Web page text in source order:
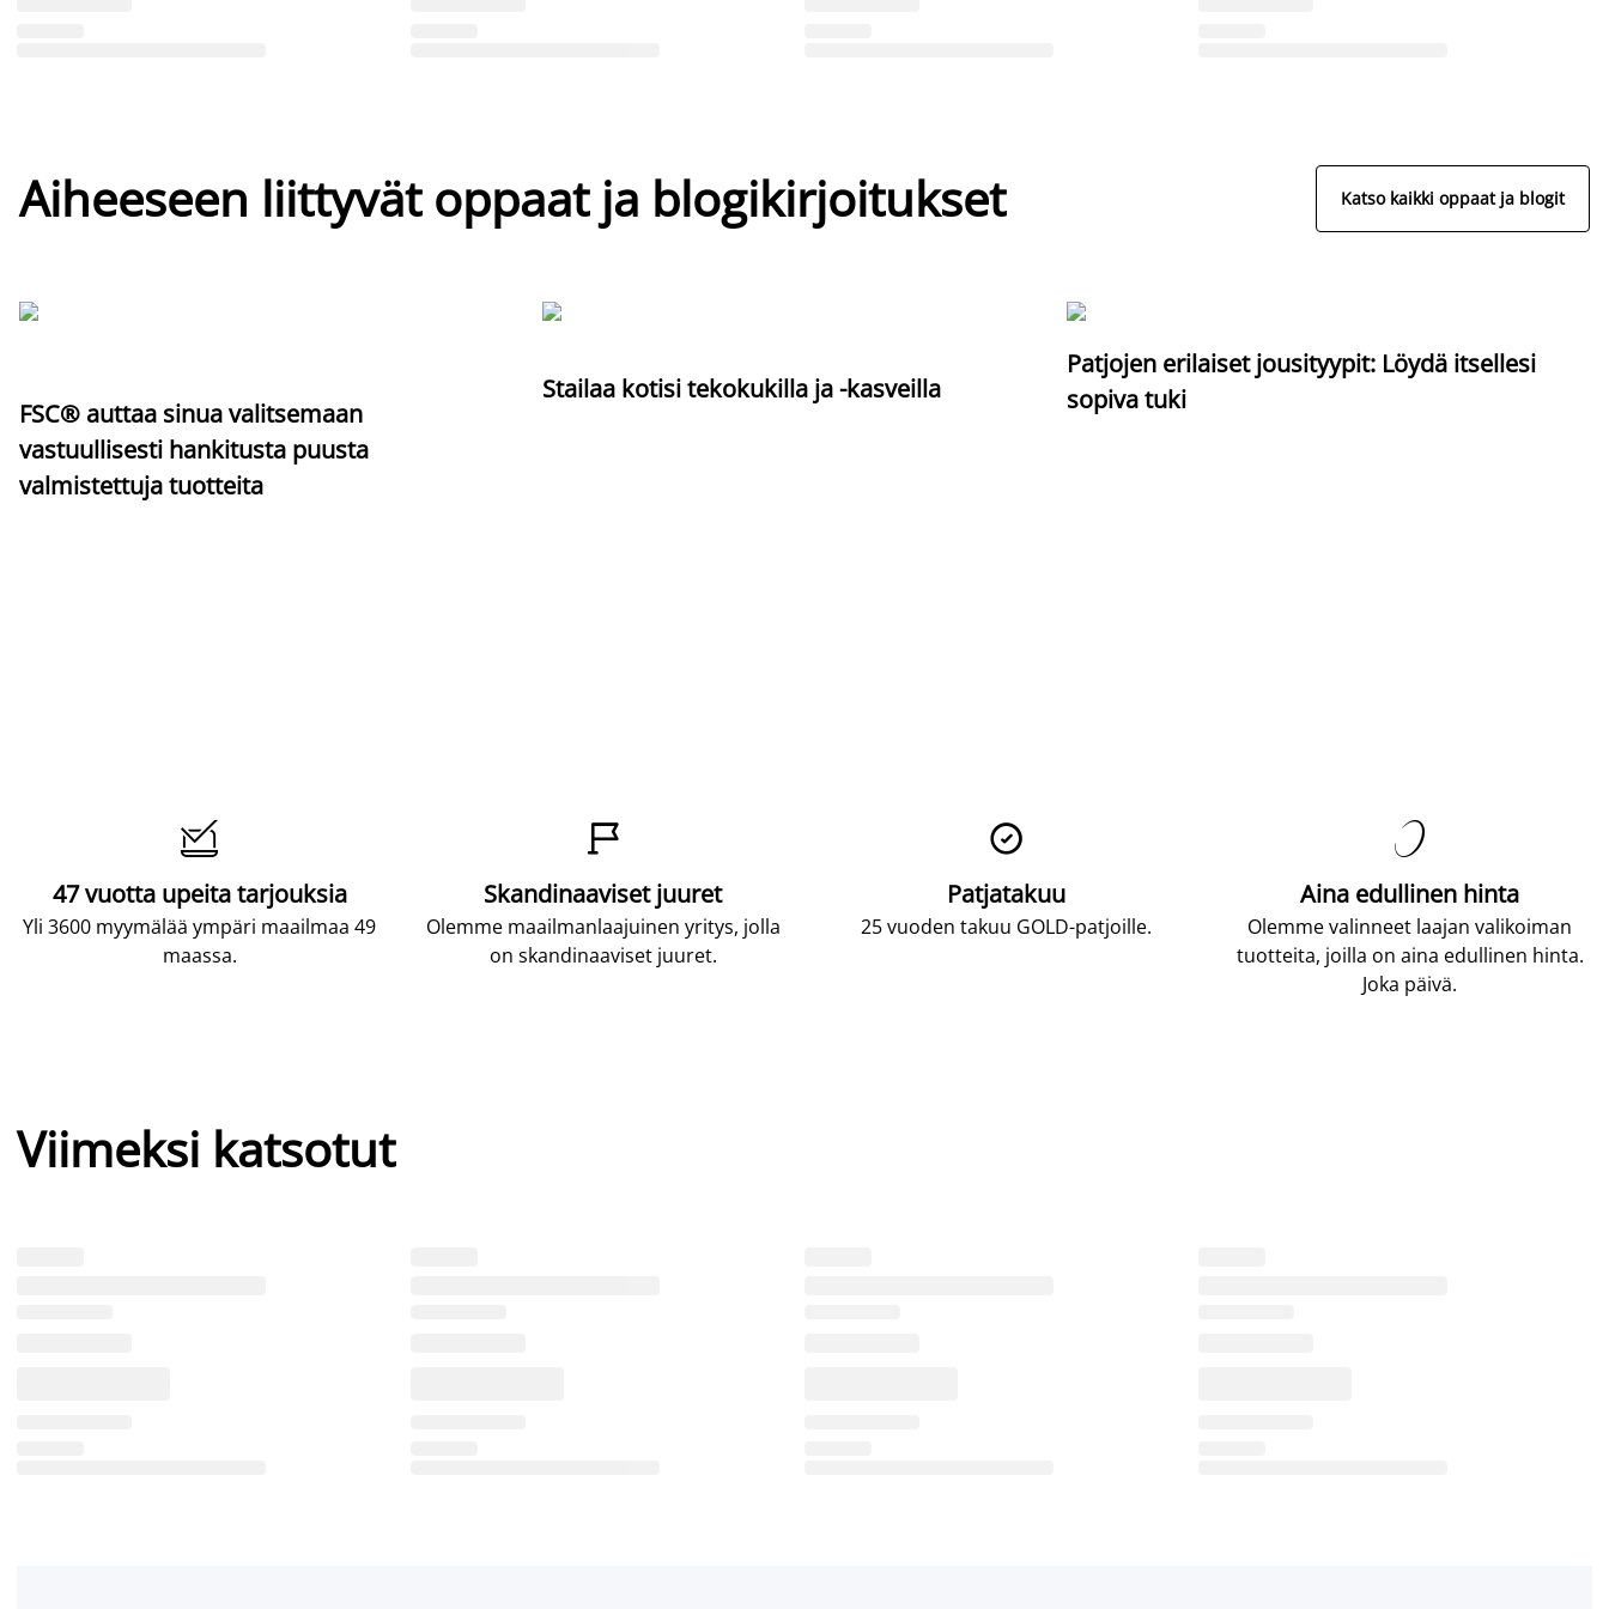
Aiheeseen liittyvät oppaat ja blogikirjoitukset Katso kaikki oppaat ja blogit
FSC® auttaa sinua valitsemaan
vastuullisesti hankitusta puusta
valmistettuja tuotteita
Stailaa kotisi tekokukilla ja -kasveilla
Patjojen erilaiset jousityypit: Löydä itsellesi
sopiva tuki

47 vuotta upeita tarjouksia
Yli 3600 myymälää ympäri maailmaa 49
maassa.

Skandinaaviset juuret
Olemme maailmanlaajuinen yritys, jolla
on skandinaaviset juuret.

Patjatakuu
25 vuoden takuu GOLD-patjoille.

Aina edullinen hinta
Olemme valinneet laajan valikoiman
tuotteita, joilla on aina edullinen hinta.
Joka päivä.
Viimeksi katsotut